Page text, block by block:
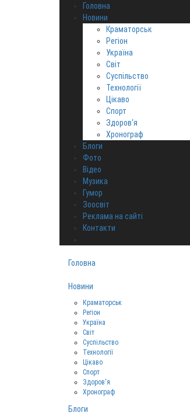
Головна
Новини
Краматорськ
Регіон
Україна
Світ
Суспільство
Технології
Цікаво
Спорт
Здоров‘я
Хронограф
Блоги
Фото
Відео
Музика
Гумор
Зоосвіт
Реклама на сайті
Контакти
Головна
Новини
Краматорськ
Регіон
Україна
Світ
Суспільство
Технології
Цікаво
Спорт
Здоров‘я
Хронограф
Блоги